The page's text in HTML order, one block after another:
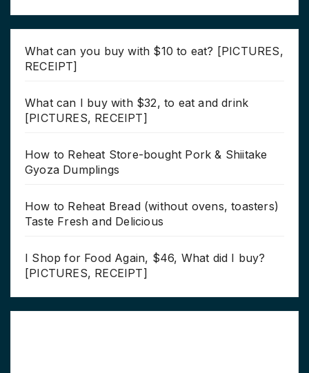
What can you buy with $10 to eat? [PICTURES,
RECEIPT]
What can I buy with $32, to eat and drink
[PICTURES, RECEIPT]
How to Reheat Store-bought Pork & Shiitake
Gyoza Dumplings
How to Reheat Bread (without ovens, toasters)
Taste Fresh and Delicious
I Shop for Food Again, $46, What did I buy?
[PICTURES, RECEIPT]